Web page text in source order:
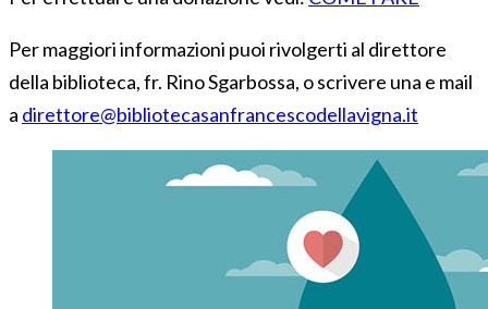
Per maggiori informazioni puoi rivolgerti al direttore
della biblioteca, fr. Rino Sgarbossa, o scrivere una e mail
a direttore@bibliotecasanfrancescodellavigna.it